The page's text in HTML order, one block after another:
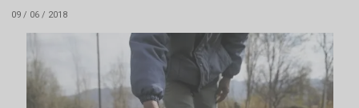
09 / 06 / 2018